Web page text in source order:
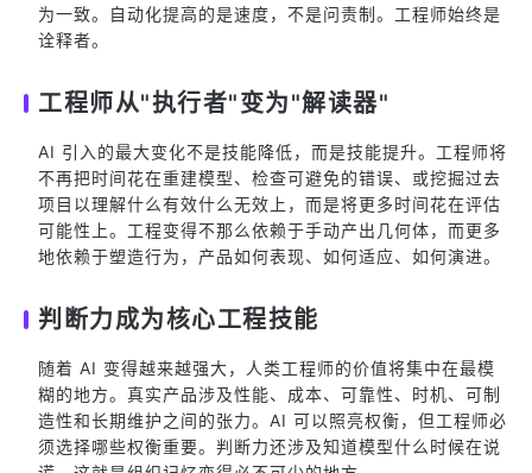
为一致。自动化提高的是速度，不是问责制。工程师始终是
诠释者。
工程师从"执行者"变为"解读器"
AI 引入的最大变化不是技能降低，而是技能提升。工程师将
不再把时间花在重建模型、检查可避免的错误、或挖掘过去
项目以理解什么有效什么无效上，而是将更多时间花在评估
可能性上。工程变得不那么依赖于手动产出几何体，而更多
地依赖于塑造行为，产品如何表现、如何适应、如何演进。
判断力成为核心工程技能
随着 AI 变得越来越强大，人类工程师的价值将集中在最模
糊的地方。真实产品涉及性能、成本、可靠性、时机、可制
造性和长期维护之间的张力。AI 可以照亮权衡，但工程师必
须选择哪些权衡重要。判断力还涉及知道模型什么时候在说